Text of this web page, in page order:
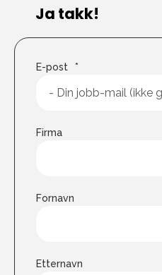
Ja takk!
E-post *
Firma
Fornavn
Etternavn